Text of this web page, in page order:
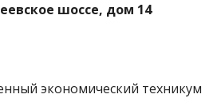
шоссе, дом 14
экономический техникум